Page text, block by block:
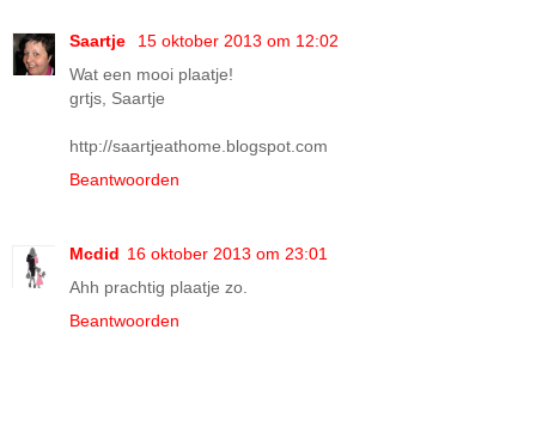
Saartje
15 oktober 2013 om 12:02
Wat een mooi plaatje!
grtjs, Saartje
http://saartjeathome.blogspot.com
Beantwoorden
Mcdid 16 oktober 2013 om 23:01
Ahh prachtig plaatje zo.
Beantwoorden